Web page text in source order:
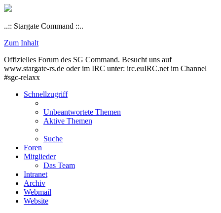
..:: Stargate Command ::..
Zum Inhalt
Offizielles Forum des SG Command. Besucht uns auf
www.stargate-rs.de oder im IRC unter: irc.euIRC.net im Channel
#sgc-relaxx
Schnellzugriff
Unbeantwortete Themen
Aktive Themen
Suche
Foren
Mitglieder
Das Team
Intranet
Archiv
Webmail
Website